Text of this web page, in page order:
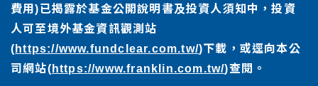
費用)已揭露於基金公開說明書及投資人須知中，投資
人可至境外基金資訊觀測站
( https://www.fundclear.com.tw/)下載，或逕向本公
司網站( https://www.franklin.com.tw/)查閱。